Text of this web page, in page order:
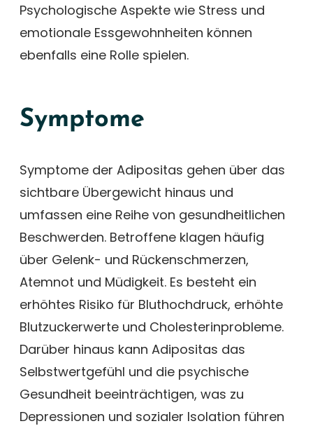
Psychologische Aspekte wie Stress und
emotionale Essgewohnheiten können
ebenfalls eine Rolle spielen.
Symptome
Symptome der Adipositas gehen über das
sichtbare Übergewicht hinaus und
umfassen eine Reihe von gesundheitlichen
Beschwerden. Betroffene klagen häufig
über Gelenk- und Rückenschmerzen,
Atemnot und Müdigkeit. Es besteht ein
erhöhtes Risiko für Bluthochdruck, erhöhte
Blutzuckerwerte und Cholesterinprobleme.
Darüber hinaus kann Adipositas das
Selbstwertgefühl und die psychische
Gesundheit beeinträchtigen, was zu
Depressionen und sozialer Isolation führen